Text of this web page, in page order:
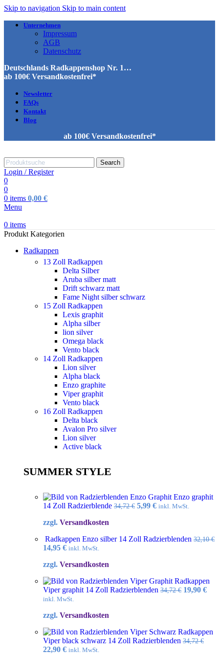
Skip to navigation Skip to main content
Unternehmen
Impressum
AGB
Datenschutz
Deutschlands Radkappenshop Nr. 1…
ab 100€ Versandkostenfrei*
Newsletter
FAQs
Kontakt
Blog
ab 100€ Versandkostenfrei*
Search
Login / Register
0
0
0 items 0,00 €
Menu
0 items
Produkt Kategorien
Radkappen
13 Zoll Radkappen
Delta Silber
Aruba silber matt
Drift schwarz matt
Fame Night silber schwarz
15 Zoll Radkappen
Lexis graphit
Alpha silber
lion silver
Omega black
Vento black
14 Zoll Radkappen
Lion silver
Alpha black
Enzo graphite
Viper graphit
Vento black
16 Zoll Radkappen
Delta black
Avalon Pro silver
Lion silver
Active black
SUMMER STYLE
Enzo graphit
14 Zoll Radzierblende 34,72€ Ursprünglicher
5,99 €Aktueller
inkl. MwSt.
zzgl. Versandkosten
Radkappen Enzo silber 14 Zoll Radzierblenden 32,10€
Ursprünglicher
war:
14,95 €Aktueller
ist:
inkl. MwSt.
zzgl. Versandkosten
Radkappen
Viper graphit 14 Zoll Radzierblenden 34,72€ 19,90 €
inkl. MwSt.
zzgl. Versandkosten
Radkappen
Viper black schwarz 14 Zoll Radzierblenden 34,72€
Ursprünglicher
22,90 €Aktueller
inkl. MwSt.